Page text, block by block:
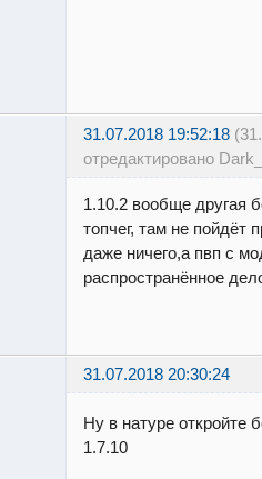
31.07.2018 19:52:18
отредактировано
1.10.2 вообще другая
топчег, там не пойдёт
даже ничего,а пвп с
распространённое
31.07.2018 20:30:24
Ну в натуре откройте
1.7.10